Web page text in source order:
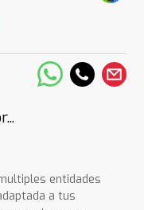
entidades
a tus